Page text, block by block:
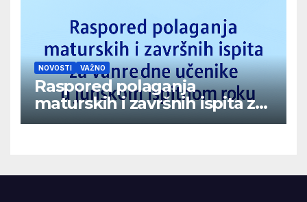
NOVOSTI VAŽNO
Raspored polaganja
maturskih i završnih ispita za
vanredne učenike u junskom